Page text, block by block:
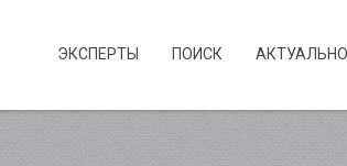
ЭКСПЕРТЫ ПОИСК АКТУАЛЬНО